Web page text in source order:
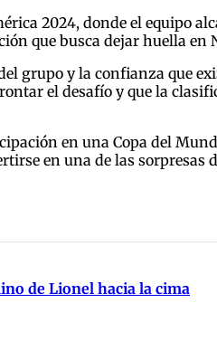
2024, donde el equipo
que busca dejar huella en
grupo y la confianza que
el desafío y que la
en una Copa del
en una de las sorpresas
de Lionel hacia la cima